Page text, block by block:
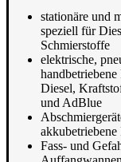
stationäre und
speziell für
Schmierstoffe
elektrische,
Diesel,
und AdBlue
akkubetriebene
Fass- und